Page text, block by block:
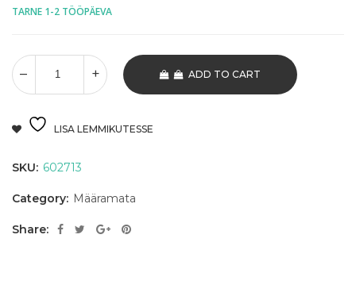
TARNE 1-2 TÖÖPÄEVA
ADD TO CART
LISA LEMMIKUTESSE
SKU: 602713
Category: Määramata
Share: